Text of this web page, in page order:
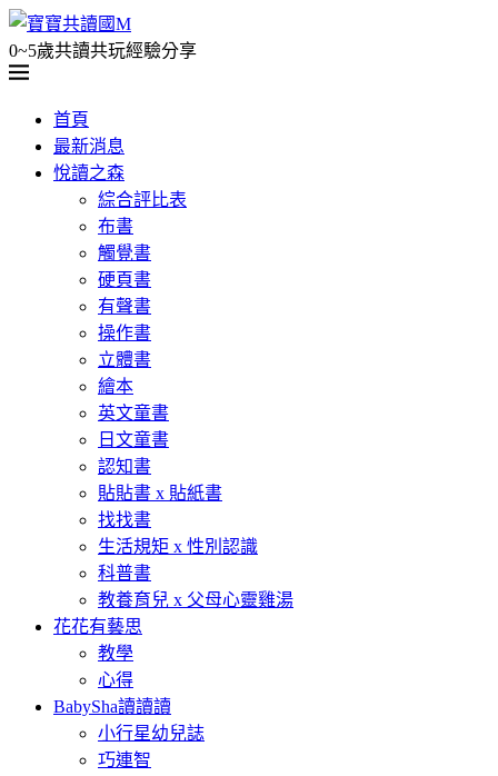
0~5歲共讀共玩經驗分享
首頁
最新消息
悅讀之森
綜合評比表
布書
觸覺書
硬頁書
有聲書
操作書
立體書
繪本
英文童書
日文童書
認知書
貼貼書 x 貼紙書
找找書
生活規矩 x 性別認識
科普書
教養育兒 x 父母心靈雞湯
花花有藝思
教學
心得
BabySha讀讀讀
小行星幼兒誌
巧連智